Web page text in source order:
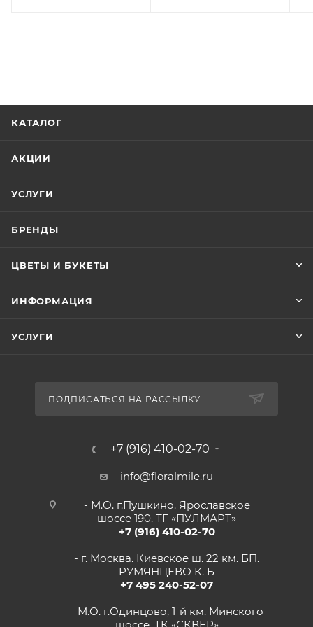
КАТАЛОГ
АКЦИИ
УСЛУГИ
БРЕНДЫ
ЦВЕТЫ И БУКЕТЫ
ИНФОРМАЦИЯ
УСЛУГИ
ПОДПИСАТЬСЯ НА РАССЫЛКУ
+7 (916) 410-02-70
info@floralmile.ru
- М.О. г.Пушкино. Ярославское
шоссе 190. ТГ «ПУЛМАРТ»
+7 (916) 410-02-70
- г. Москва. Киевское ш. 22 км. БП.
РУМЯНЦЕВО К. Б
+7 495 240-52-07
- М.О. г.Одинцово, 1-й км. Минского